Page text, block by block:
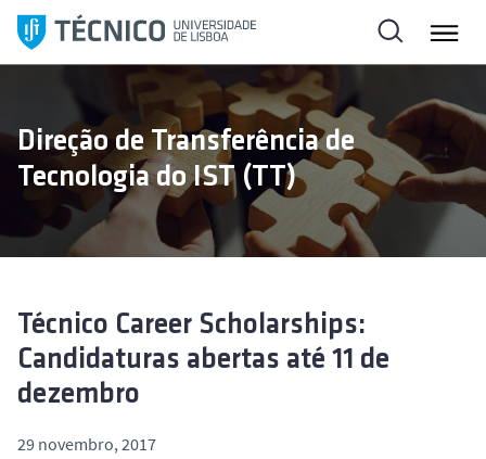
l
a
Direção de Transferência de
Tecnologia do IST (TT)
Técnico Career Scholarships:
Candidaturas abertas até 11 de
dezembro
29 novembro, 2017